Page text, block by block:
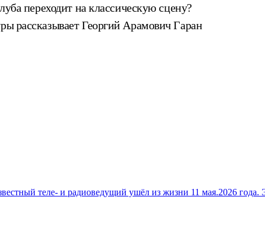
переходит на классическую сцену?
рассказывает Георгий Арамович Гаран
теле‑ и радиоведущий ушёл из жизни 11 мая.2026